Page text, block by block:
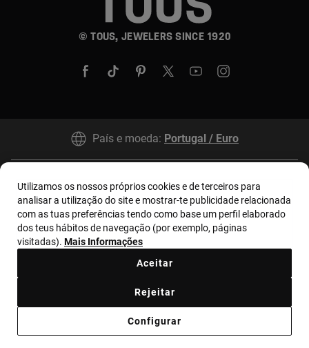
© TOUS, JEWELERS SINCE 1920
País e moeda: Portugal / Euro
Termos e condições Política de uso e privacidade
Política de Cookies Aviso legal Bases MYTOUS
Livro de Reclamações Código de Ética
Supplier ethical code
Plano de Prevenção de Riscos
Relatório Anticorrupción Portugal
Utilizamos os nossos próprios cookies e de terceiros para
analisar a utilização do site e mostrar-te publicidade relacionada
com as tuas preferências tendo como base um perfil elaborado
dos teus hábitos de navegação (por exemplo, páginas
visitadas). Mais Informações
Configurar
Rejeitar
Aceitar